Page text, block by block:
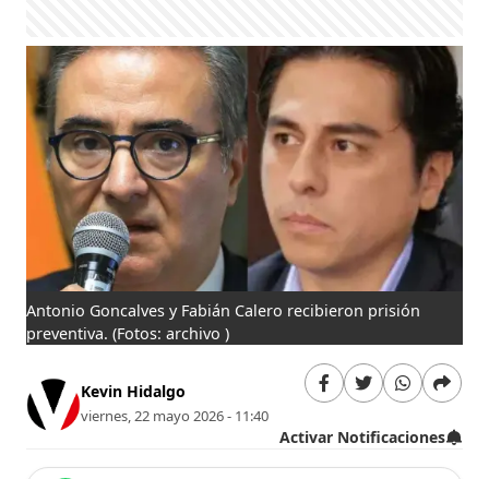
Antonio Goncalves y Fabián Calero recibieron prisión
preventiva. (Fotos: archivo )
Kevin Hidalgo
viernes, 22 mayo 2026 - 11:40
Activar Notificaciones